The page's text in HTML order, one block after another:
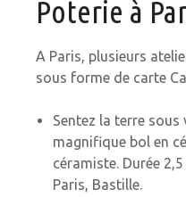
Poterie à
A Paris, plusieurs
sous forme de carte
Sentez la terre
magnifique bol en
céramiste. Durée
Paris, Bastille.